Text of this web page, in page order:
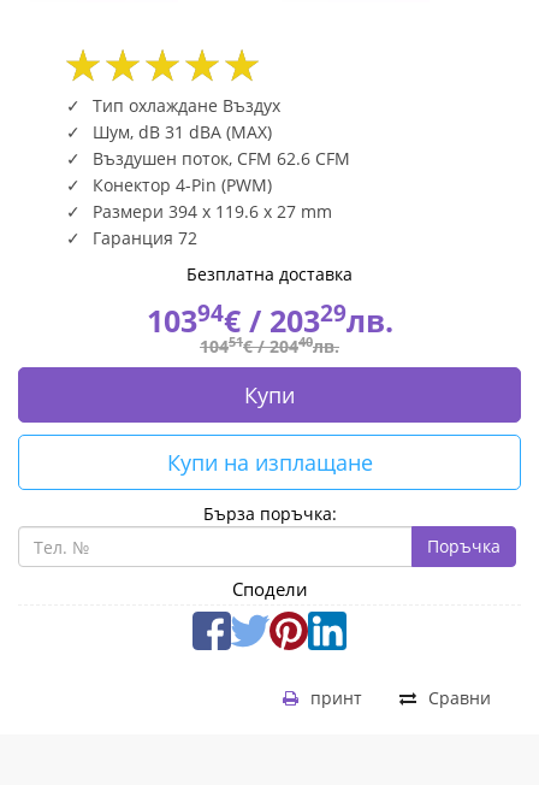
Fly.bg
Тип охлаждане Въздух
Шум, dB 31 dBA (MAX)
Въздушен поток, CFM 62.6 CFM
Конектор 4-Pin (PWM)
Размери 394 x 119.6 x 27 mm
Гаранция 72
Безплатна доставка
10394€ / 20329лв.
10451€ /20440лв.
Купи
Купи на изплащане
Бърза поръчка:
Поръчка
Сподели
Сравни
принт